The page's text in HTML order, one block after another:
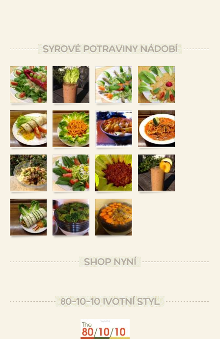
SYROVÉ POTRAVINY NÁDOBÍ
SHOP NYNÍ
80-10-10 IVOTNÍ STYL